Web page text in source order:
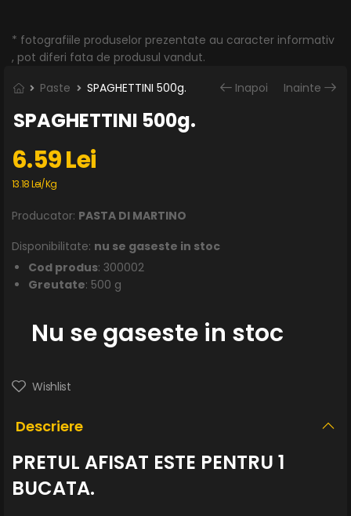
* fotografiile produselor prezentate au caracter informativ
, pot diferi fata de produsul vandut.
Paste
SPAGHETTINI 500g. Inapoi Inainte
SPAGHETTINI 500g.
6.59 Lei
13.18 Lei/Kg
Producator: PASTA DI MARTINO
Disponibilitate: nu se gaseste in stoc
Cod produs: 300002
Greutate: 500 g
Nu se gaseste in stoc
Wishlist
Descriere
PRETUL AFISAT ESTE PENTRU 1
BUCATA.